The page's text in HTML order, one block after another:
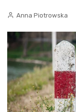
Anna Piotrowska